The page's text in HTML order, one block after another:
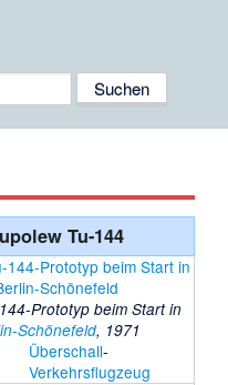
Tu-144
Prototyp beim Start in
Schönefeld, 1971
Überschall-
Verkehrsflugzeug